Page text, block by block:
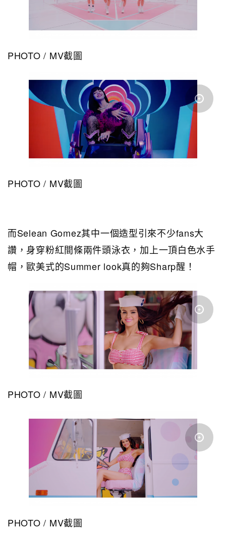
PHOTO / MV截圖
PHOTO / MV截圖
而Selean Gomez其中一個造型引來不少fans大
讚，身穿粉紅間條兩件頭泳衣，加上一頂白色水手
帽，歐美式的Summer look真的夠Sharp醒！
PHOTO / MV截圖
PHOTO / MV截圖